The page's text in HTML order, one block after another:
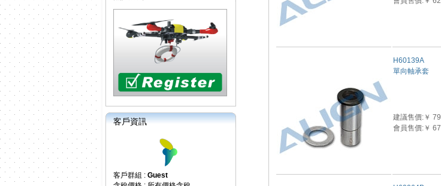
客戶資訊
客戶群組 : Guest
H60139A
單向軸承套
建議售價:￥ 79
會員售價:￥ 67